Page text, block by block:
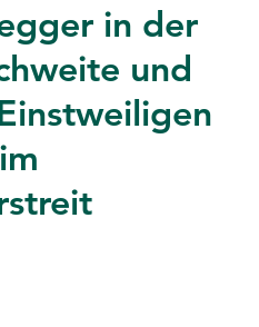
in der
und